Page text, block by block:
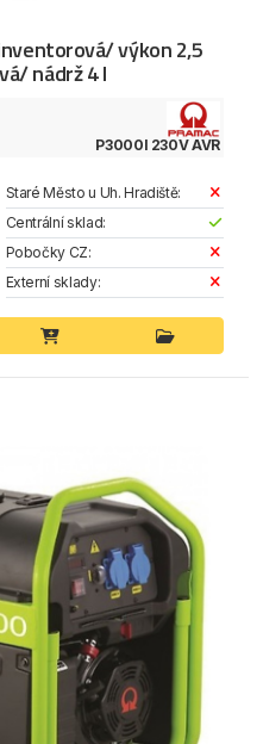
výkon 2,5
nádrž 4 l
P3000I 230V AVR
Staré Město u Uh. Hradiště:
Centrální sklad:
Pobočky CZ:
Externí sklady: